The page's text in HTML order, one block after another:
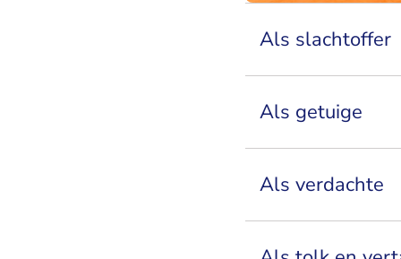
Als slachtoffer
Als getuige
Als verdachte